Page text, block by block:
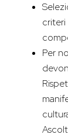
Per